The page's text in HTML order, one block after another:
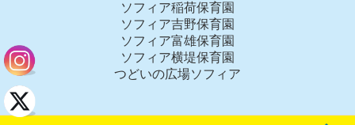
ソフィア稲荷保育園
ソフィア吉野保育園
ソフィア富雄保育園
ソフィア横堤保育園
つどいの広場ソフィア